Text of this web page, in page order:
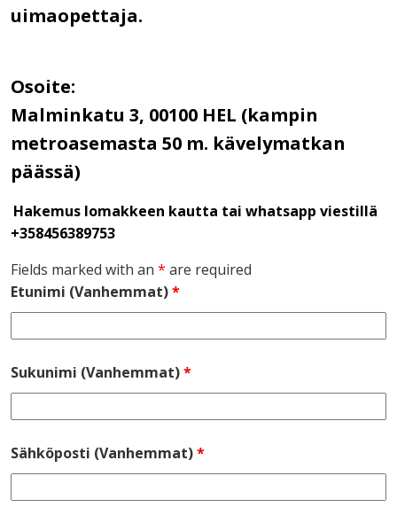
uimaopettaja.
Osoite:
Malminkatu 3, 00100 HEL (kampin
metroasemasta 50 m. kävelymatkan
päässä)
Hakemus lomakkeen kautta tai whatsapp viestillä
+358456389753
Fields marked with an * are required
Etunimi (Vanhemmat)*
Sukunimi (Vanhemmat)*
Sähköposti (Vanhemmat)*